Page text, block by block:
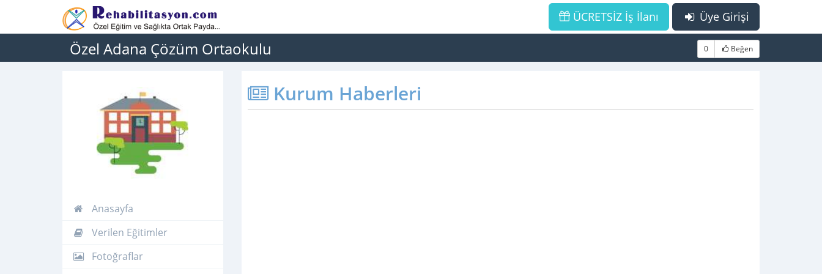
Üye Girişi
ÜCRETSİZ İş İlanı
Özel Adana Çözüm Ortaokulu 0 Beğen
Anasayfa
Verilen Eğitimler
Fotoğraflar
Kurum Haberleri